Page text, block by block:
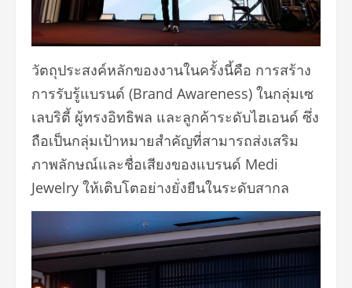
วัตถุประสงค์หลักของงานในครั้งนี้คือ การสร้าง
การรับรู้แบรนด์ (Brand Awareness) ในกลุ่มเซ
เลบริตี้ ผู้ทรงอิทธิพล และลูกค้าระดับไฮเอนด์ ซึ่ง
ถือเป็นกลุ่มเป้าหมายสำคัญที่สามารถส่งเสริม
ภาพลักษณ์และชื่อเสียงของแบรนด์ Medi
Jewelry ให้เติบโตอย่างยั่งยืนในระดับสากล